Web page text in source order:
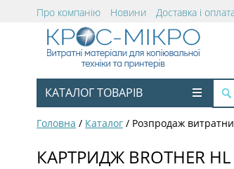
Про компанію Новини Доставка і
КАТАЛОГ ТОВАРІВ
Головна / Каталог / Розпродаж
КАРТРИДЖ BROTHER